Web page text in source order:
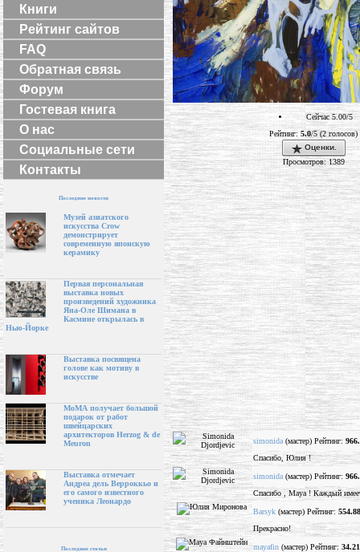
Книги
Рейтинг сайтов
FAQ
Обратная связь
Форум
Гостевая книга
О нас
Социальные сети
Контакты
Последние новости
Музей азиатского
искусства Crow
демонстрирует
современную японскую
керамику
Первая персональная
выставка новых
произведений художника
Яна-Оле Шимана в
Касмине открылась в
Нью-Йорке
Выставка посвящена
голове как мотиву в
искусстве
МоМА получает большой
подарок от работ
швейцарских
архитекторов Herzog & de
Meuron
Выставка отмечает
Андреа дель Верроккьо и
его самого известного
ученика Леонардо
Последние статьи
Сейчас 5.00/5
Рейтинг: 5.0/5 (2 голосов)
Оценки.
Просмотров: 1389
simonida (мастер) Рейтинг:
Спасибо, Юлия !
simonida (мастер) Рейтинг:
Спасибо , Maya ! Каждый
Barsyk (мастер) Рейтинг: 554.88
Прекрасно!
mayafin (мастер) Рейтинг: 34.21